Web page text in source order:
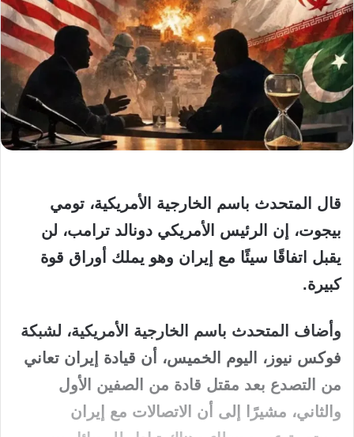
قال المتحدث باسم الخارجية الأمريكية، تومي
بيجوت، إن الرئيس الأمريكي دونالد ترامب، لن
يقبل اتفاقًا سيئًا مع إيران وهو يملك أوراق قوة
كبيرة.
وأضاف المتحدث باسم الخارجية الأمريكية، لشبكة
فوكس نيوز، اليوم الخميس، أن قيادة إيران تعاني
من التصدع بعد مقتل قادة من الصفين الأول
والثاني، مشيرًا إلى أن الاتصالات مع إيران